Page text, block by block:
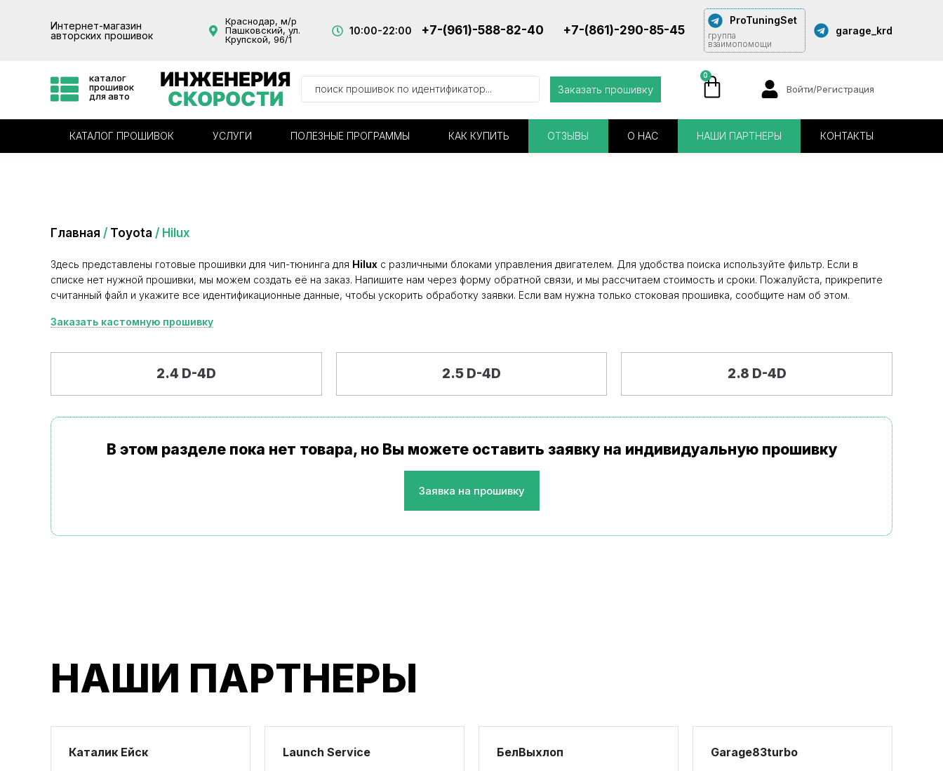
Интернет-магазин
авторских прошивок
Краснодар, м/р
Пашковский, ул.
Крупской, 96/1
10:00-22:00 +7-(961)-588-82-40 +7-(861)-290-85-45
ProTuningSet
группа
взаимопомощи
garage_krd
каталог
прошивок
для авто
ИНЖЕНЕРИЯ
СКОРОСТИ
Заказать прошивку
0
Войти/Регистрация
КАТАЛОГ ПРОШИВОК УСЛУГИ ПОЛЕЗНЫЕ ПРОГРАММЫ КАК КУПИТЬ ОТЗЫВЫ О НАС НАШИ ПАРТНЕРЫ КОНТАКТЫ
Главная / Toyota / Hilux
Здесь представлены готовые прошивки для чип-тюнинга для Hilux с различными блоками управления двигателем. Для удобства поиска используйте фильтр. Если в
списке нет нужной прошивки, мы можем создать её на заказ. Напишите нам через форму обратной связи, и мы рассчитаем стоимость и сроки. Пожалуйста, прикрепите
считанный файл и укажите все идентификационные данные, чтобы ускорить обработку заявки. Если вам нужна только стоковая прошивка, сообщите нам об этом.
Заказать кастомную прошивку
2.4 D-4D 2.5 D-4D 2.8 D-4D
В этом разделе пока нет товара, но Вы можете оставить заявку на индивидуальную прошивку
Заявка на прошивку
НАШИ ПАРТНЕРЫ
Каталик Ейск Launch Service БелВыхлоп Garage83turbo